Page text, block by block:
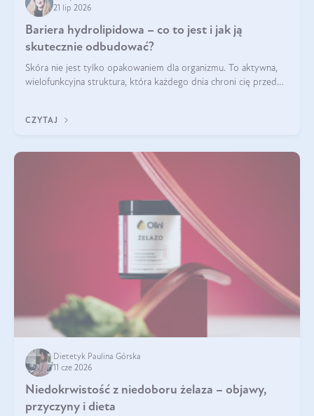
21 lip 2026
Bariera hydrolipidowa – co to jest i jak ją
skutecznie odbudować?
Skóra nie jest tylko opakowaniem dla organizmu. To aktywna,
wielofunkcyjna struktura, która każdego dnia chroni cię przed
bariera hydrolipidowa.
CZYTAJ
Dietetyk Paulina Górska
11 cze 2026
Niedokrwistość z niedoboru żelaza – objawy,
przyczyny i dieta